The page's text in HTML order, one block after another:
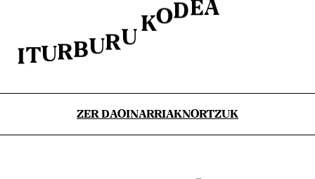
ITURB URU
O
EA
ZER DAOINARRIAKNORTZUK